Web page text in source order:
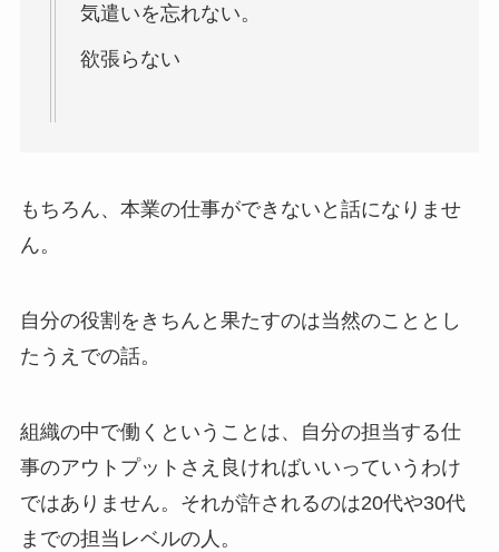
気遣いを忘れない。
欲張らない
もちろん、本業の仕事ができないと話になりませ
ん。
自分の役割をきちんと果たすのは当然のこととし
たうえでの話。
組織の中で働くということは、自分の担当する仕
事のアウトプットさえ良ければいいっていうわけ
ではありません。それが許されるのは20代や30代
までの担当レベルの人。